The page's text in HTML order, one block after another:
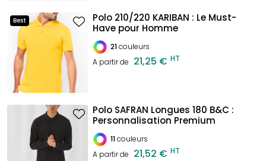
Best
Polo 210/220 KARIBAN : Le Must-
Have pour Homme
21couleurs
A partir de 21,25 € HT
Polo SAFRAN Longues 180 B&C :
Personnalisation Premium
11couleurs
A partir de 21,52 € HT